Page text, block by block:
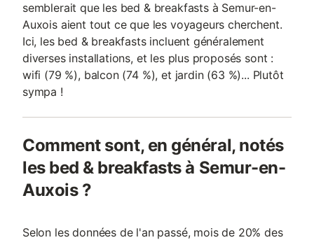
semblerait que les bed & breakfasts à Semur-en-
Auxois aient tout ce que les voyageurs cherchent.
Ici, les bed & breakfasts incluent généralement
diverses installations, et les plus proposés sont :
wifi (79 %), balcon (74 %), et jardin (63 %)... Plutôt
sympa !
Comment sont, en général, notés
les bed & breakfasts à Semur-en-
Auxois ?
Selon les données de l'an passé, mois de 20% des